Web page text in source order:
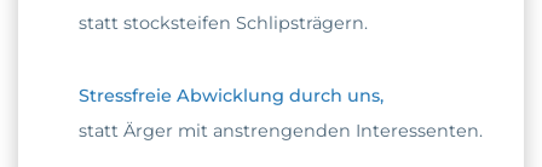
statt stocksteifen Schlipsträgern.
Stressfreie Abwicklung durch uns,
statt Ärger mit anstrengenden Interessenten.